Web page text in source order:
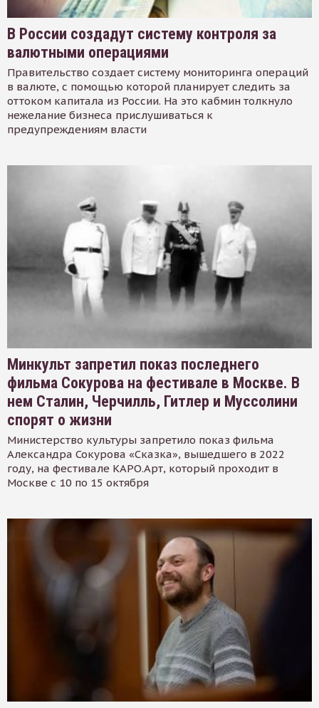
В России создадут систему контроля за
валютными операциями
Правительство создает систему мониторинга операций
в валюте, с помощью которой планирует следить за
оттоком капитала из России. На это кабмин толкнуло
нежелание бизнеса прислушиваться к
предупреждениям власти
Минкульт запретил показ последнего
фильма Сокурова на фестивале в Москве. В
нем Сталин, Черчилль, Гитлер и Муссолини
спорят о жизни
Министерство культуры запретило показ фильма
Александра Сокурова «Сказка», вышедшего в 2022
году, на фестивале КАРО.Арт, который проходит в
Москве с 10 по 15 октября